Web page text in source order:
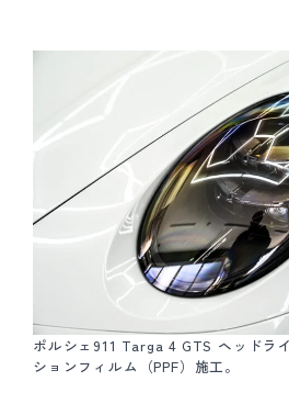
ポルシェ911 Targa 4 GTS ヘッドラ
ションフィルム（PPF）施工。